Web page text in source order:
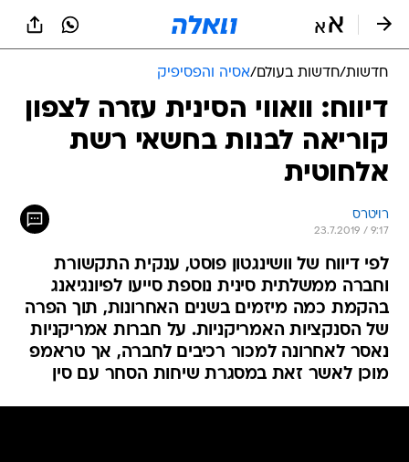
חדשות/חדשות בעולם/אסיה והפסיפיק
דיווח: וואווי הסינית עזרה לצפון
קוריאה לבנות בחשאי רשת
אלחוטית
רויטרס
23.7.2019 / 9:17
לפי דיווח של וושינגטון פוסט, ענקית התקשורת
וחברה ממשלתית סינית נוספת סייעו לפיונגיאנג
בהקמת כמה מיזמים בשנים האחרונות, תוך הפרה
של הסנקציות האמריקניות. על חברות אמריקניות
נאסר לאחרונה למכור רכיבים לחברה, אך טראמפ
מוכן לאשר זאת במסגרת שיחות הסחר עם סין